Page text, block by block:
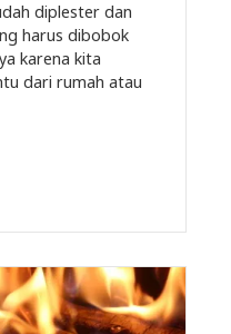
diplester dan
harus dibobok
karena kita
dari rumah atau